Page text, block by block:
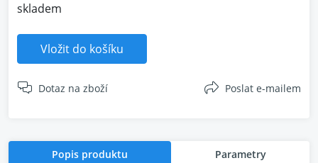
skladem
Vložit do košíku
Dotaz na zboží Poslat e-mailem
Popis produktu Parametry